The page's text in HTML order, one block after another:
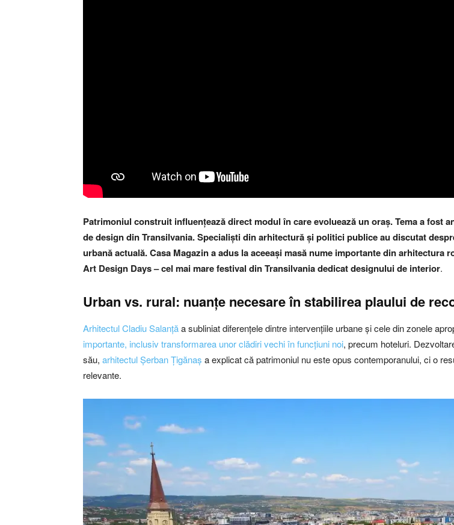
Patrimoniul construit influențează direct modul în care evolueazăun oraș. Tema a fost
de design din Transilvania. Specialiști din arhitectură și politici publice au discutat
urbană actuală.Casa Magazin a adus la aceeași masă nume importante din arhitectura
Art Design Days – cel mai mare festival din Transilvania dedicat designului de interior.
Urban vs. rural: nuanțe necesareîn stabilirea plaului de
Arhitectul Cladiu Salanțăa subliniat diferențele dintre intervențiile urbane și cele din zonele
importante, inclusiv transformarea unor clădiri vechi în funcțiuni noi, precum hoteluri.
său, arhitectul Șerban Țigănaș a explicat că patrimoniul nu este opus contemporanului, ci o
relevante.